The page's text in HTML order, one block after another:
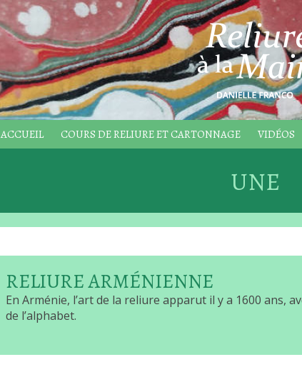
ACCUEIL COURS DE RELIURE ET CARTONNAGE VIDÉOS
UNE
RELIURE ARMÉNIENNE
En Arménie, l’art de la reliure apparut il y a 1600 ans,
de l’alphabet.